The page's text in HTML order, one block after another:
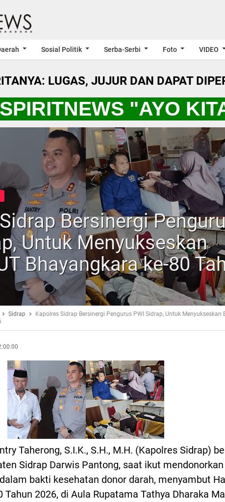
Sosial Politik Serba-Serbi Foto VIDEO
LUGAS, JUJUR DAN DAPAT
"AYO KITA
Bersinergi
Untuk Menyukseskan
Bhayangkara ke-80
Sidrap
Kapolres Sidrap Bersinergi Pengurus PWI Sidrap, Untuk Menyukseskan
Taherong, S.I.K., S.H., M.H. (Kapolres Sidrap)
Sidrap Darwis Pantong, saat ikut
bakti kesehatan donor darah, menyambut
Tahun 2026, di Aula Rupatama Tathya Dharaka